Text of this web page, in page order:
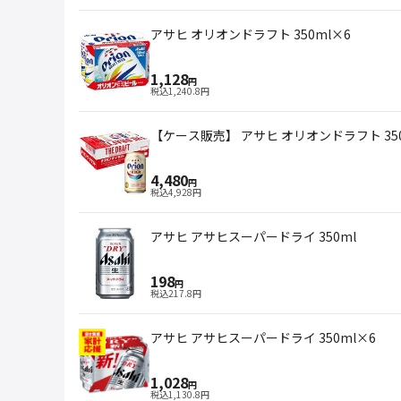
アサヒ オリオンドラフト 350ml×6
1,128円
税込1,240.8円
【ケース販売】 アサヒ オリオンドラフト
4,480円
税込4,928円
アサヒ アサヒスーパードライ 350ml
198円
税込217.8円
アサヒ アサヒスーパードライ 350ml×6
1,028円
税込1,130.8円